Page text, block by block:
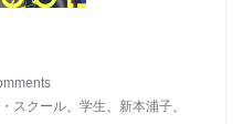
スクール、 学生、 新本浦子、